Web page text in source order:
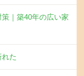
策｜築40年の広い家
た